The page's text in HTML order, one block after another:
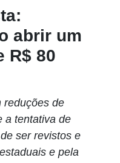
abrir um
R$ 80
reduções de
a tentativa de
ser revistos e
e pela